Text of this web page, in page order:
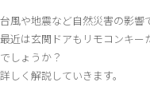
台風や地震など自然災害の影響
最近は玄関ドアもリモコンキー
でしょうか？
詳しく解説していきます。